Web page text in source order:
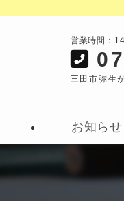
営業時間：
三田市弥生
お知らせ